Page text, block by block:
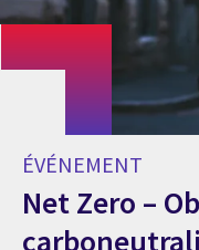
ÉVÉNEMENT
Net Zero –